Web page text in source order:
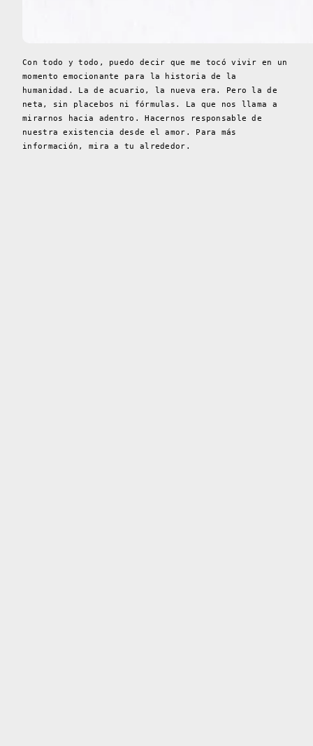
Con todo y todo, puedo decir que me tocó vivir en un
momento emocionante para la historia de la
humanidad. La de acuario, la nueva era. Pero la de
neta, sin placebos ni fórmulas. La que nos llama a
mirarnos hacia adentro. Hacernos responsable de
nuestra existencia desde el amor. Para más
información, mira a tu alrededor.